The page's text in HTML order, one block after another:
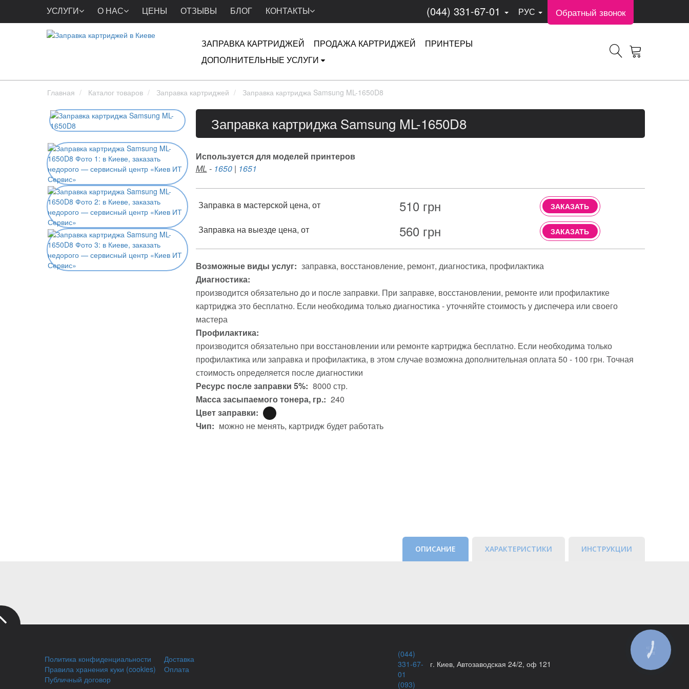
УСЛУГИ О НАС ЦЕНЫ ОТЗЫВЫ БЛОГ КОНТАКТЫ (044) 331-67-01 РУС Обратный звонок
ЗАПРАВКА КАРТРИДЖЕЙ ПРОДАЖА КАРТРИДЖЕЙ
ПРИНТЕРЫ
ДОПОЛНИТЕЛЬНЫЕ УСЛУГИ
Главная Каталог товаров Заправка картриджей Заправка картриджа Samsung ML-1650D8
Заправка картриджа Samsung ML-1650D8
Используется для моделей принтеров
ML - 1650| 1651
Заправка в мастерской цена, от 510 грн ЗАКАЗАТЬ
Заправка на выезде цена, от 560 грн ЗАКАЗАТЬ
Возможные виды услуг: заправка восстановление ремонт диагностика профилактика
Диагностика:
производится обязательно до и после заправки. При заправке, восстановлении, ремонте или профилактике
картриджа это бесплатно. Если необходима только диагностика - уточняйте стоимость у диспечера или своего
мастера
Профилактика:
производится обязательно при восстановлении или ремонте картриджа бесплатно. Если необходима только
профилактика или заправка и профилактика, в этом случае возможна дополнительная оплата 50 - 100 грн. Точная
стоимость определяется после диагностики
Ресурс после заправки 5%: 8000 стр.
Масса засыпаемого тонера, гр.: 240
Цвет заправки:
Чип: можно не менять, картридж будет работать
ОПИСАНИЕ ХАРАКТЕРИСТИКИ ИНСТРУКЦИИ
Политика конфиденциальности
Правила хранения куки (cookies)
Публичный договор
Доставка
Оплата
(044)
331-67-
01
г. Киев, Автозаводская 24/2, оф 121
(093)
КНОПКА
ЗВ'ЯЗКУ